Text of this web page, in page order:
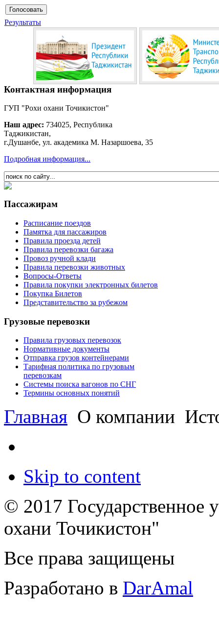
Результаты
Контактная информация
ГУП "Рохи охани Точикистон"
Наш адрес: 734025, Республика
Таджикистан,
г.Душанбе, ул. академика М. Назаршоева, 35
Подробная информация...
Пассажирам
Расписание поездов
Памятка для пассажиров
Правила проезда детей
Правила перевозки багажа
Провоз ручной клади
Правила перевозки животных
Вопросы-Ответы
Правила покупки электронных билетов
Покупка Билетов
Представительство за рубежом
Грузовые перевозки
Правила грузовых перевозок
Нормативные документы
Отправка грузов контейнерами
Тарифная политика по грузовым
перевозкам
Системы поиска вагонов по СНГ
Термины основных понятий
Главная О компании
Skip to content
© 2017 Государственное
охани Точикистон"
Все права защищены
Разработано в DarAmal